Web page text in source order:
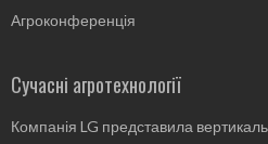
Агроконференція
Сучасні агротехнології
Компанія LG представила